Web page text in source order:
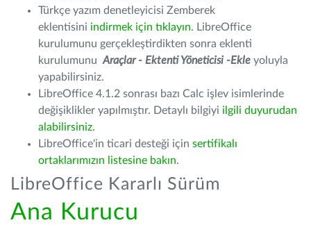
Türkçe yazım denetleyicisi Zemberek
eklentisini indirmek için tıklayın. LibreOffice
kurulumunu gerçekleştirdikten sonra eklenti
kurulumunu Araçlar - Ektenti Yöneticisi -Ekle yoluyla
yapabilirsiniz.
LibreOffice 4.1.2 sonrası bazı Calc işlev isimlerinde
değişiklikler yapılmıştır. Detaylı bilgiyi ilgili duyurudan
alabilirsiniz.
LibreOffice'in ticari desteği için sertifikalı
ortaklarımızın listesine bakın.
LibreOffice Kararlı Sürüm
Ana Kurucu